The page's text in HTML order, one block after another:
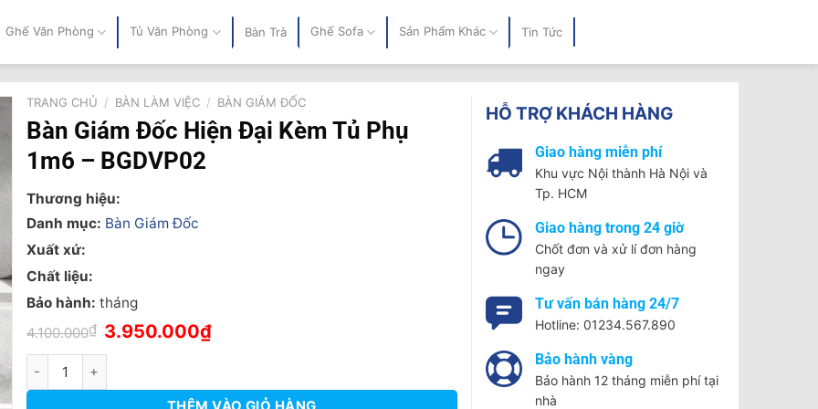
Ghế Văn Phòng Tủ Văn Phòng Bàn Trà Ghế Sofa Sản Phẩm Khác Tin Tức
TRANG CHỦ / BÀN LÀM VIỆC / BÀN GIÁM ĐỐC
Bàn Giám Đốc Hiện Đại Kèm Tủ Phụ
1m6 – BGDVP02
Thương hiệu:
Danh mục: Bàn Giám Đốc
Xuất xứ:
Chất liệu:
Bảo hành: tháng
4.100.000₫ Giá
gốc
là:
3.950.000₫Giá
hiện
Bàn Giám Đốc Hiện Đại Kèm Tủ Phụ 1m6 - BGDVP02 số lượng
HỖ TRỢ KHÁCH HÀNG
Giao hàng miễn phí
Khu vực Nội thành Hà Nội và
Tp. HCM
Giao hàng trong 24 giờ
Chốt đơn và xử lí đơn hàng
ngay
Tư vấn bán hàng 24/7
Hotline: 01234.567.890
Bảo hành vàng
Bảo hành 12 tháng miễn phí tại
nhà